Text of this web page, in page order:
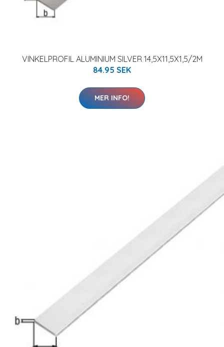
VINKELPROFIL ALUMINIUM SILVER 14,5X11,5X1,5/2M
84.95 SEK
MER INFO!